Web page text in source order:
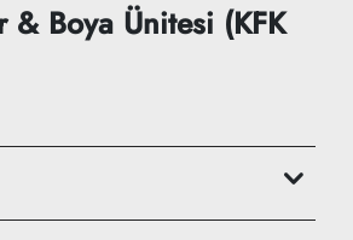
& Boya Ünitesi (KFK